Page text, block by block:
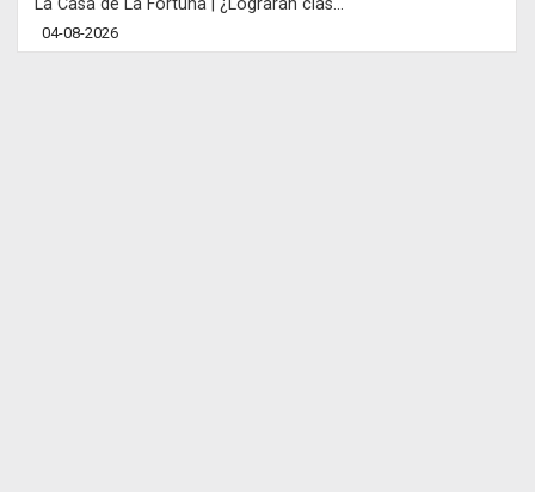
La Casa de La Fortuna | ¿Lograrán clas...
04-08-2026